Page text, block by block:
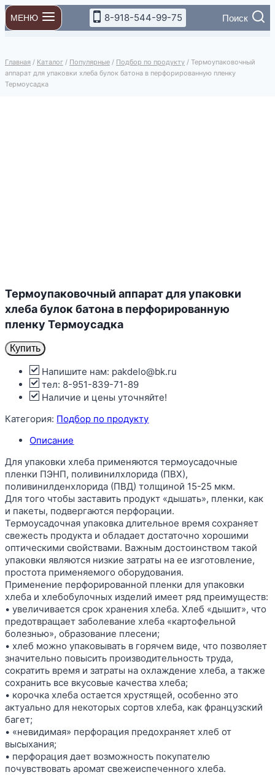
Перейти
к
содержимому
МЕНЮ 8-918-544-99-75 Поиск
Главная / Каталог / Популярные / Подбор по продукту / Термоупаковочный
аппарат для упаковки хлеба булок батона в перфорированную пленку
Термоусадка
Термоупаковочный аппарат для упаковки
хлеба булок батона в перфорированную
пленку Термоусадка
Купить
Напишите нам: pakdelo@bk.ru
тел: 8-951-839-71-89
Наличие и цены уточняйте!
Категория: Подбор по продукту
Описание
Для упаковки хлеба применяются термоусадочные
пленки ПЭНП, поливинилхлорида (ПВХ),
поливинилденхлорида (ПВД) толщиной 15-25 мкм.
Для того чтобы заставить продукт «дышать», пленки, как
и пакеты, подвергаются перфорации.
Термоусадочная упаковка длительное время сохраняет
свежесть продукта и обладает достаточно хорошими
оптическими свойствами. Важным достоинством такой
упаковки являются низкие затраты на ее изготовление,
простота применяемого оборудования.
Применение перфорированной пленки для упаковки
хлеба и хлебобулочных изделий имеет ряд преимуществ:
• увеличивается срок хранения хлеба. Хлеб «дышит», что
предотвращает заболевание хлеба «картофельной
болезнью», образование плесени;
• хлеб можно упаковывать в горячем виде, что позволяет
значительно повысить производительность труда,
сократить время и затраты на охлаждение хлеба, а также
сохранить все вкусовые качества хлеба;
• корочка хлеба остается хрустящей, особенно это
актуально для некоторых сортов хлеба, как французский
багет;
• «невидимая» перфорация предохраняет хлеб от
высыхания;
• перфорация дает возможность покупателю
почувствовать аромат свежеиспеченного хлеба.